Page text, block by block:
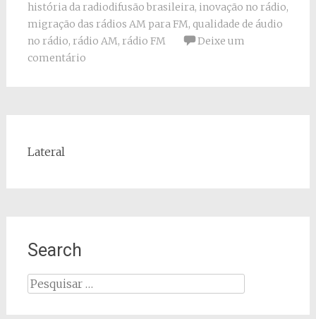
história da radiodifusão brasileira, inovação no rádio,
migração das rádios AM para FM, qualidade de áudio
no rádio, rádio AM, rádio FM
Deixe um
comentário
Lateral
Search
Pesquisar